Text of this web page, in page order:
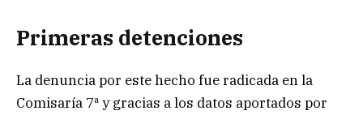
Primeras detenciones
La denuncia por este hecho fue radicada en la
Comisaría 7ª y gracias a los datos aportados por